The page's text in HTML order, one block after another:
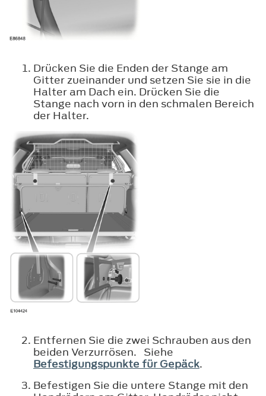
Drücken Sie die Enden der Stange am
Gitter zueinander und setzen Sie sie in die
Halter am Dach ein. Drücken Sie die
Stange nach vorn in den schmalen Bereich
der Halter.
Entfernen Sie die zwei Schrauben aus den
beiden Verzurrösen. Siehe
Befestigungspunkte für Gepäck.
Befestigen Sie die untere Stange mit den